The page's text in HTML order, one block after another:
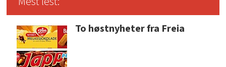
To høstnyheter fra Freia